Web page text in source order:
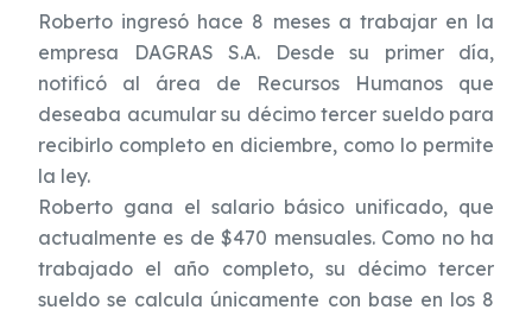
Roberto ingresó hace 8 meses a trabajar en la
empresa DAGRAS S.A. Desde su primer día,
notificó al área de Recursos Humanos que
deseaba acumular su décimo tercer sueldo para
recibirlo completo en diciembre, como lo permite
la ley.
Roberto gana el salario básico unificado, que
actualmente es de $470 mensuales. Como no ha
trabajado el año completo, su décimo tercer
sueldo se calcula únicamente con base en los 8